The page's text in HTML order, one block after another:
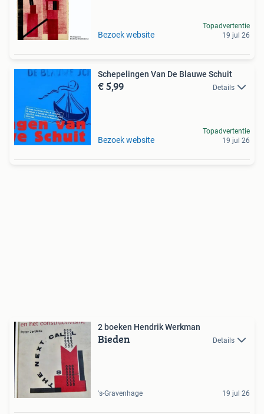
Bezoek website
Topadvertentie
19 jul 26
Schepelingen Van De Blauwe Schuit
€ 5,99 Details
Bezoek website
Topadvertentie
19 jul 26
2 boeken Hendrik Werkman
Bieden Details
's-Gravenhage 19 jul 26